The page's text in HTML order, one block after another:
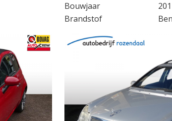
Bouwjaar
Brandstof